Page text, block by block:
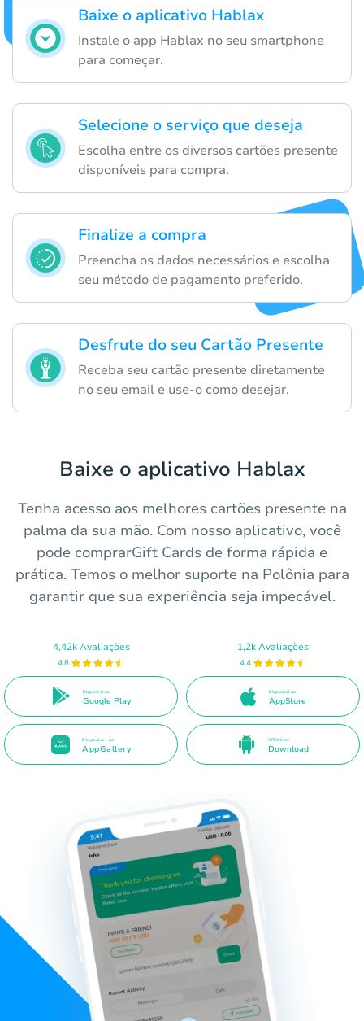
Baixe o aplicativo Hablax
Instale o app Hablax no seu smartphone
para começar.
Selecione o serviço que deseja
Escolha entre os diversos cartões presente
disponíveis para compra.
Finalize a compra
Preencha os dados necessários e escolha
seu método de pagamento preferido.
Desfrute do seu Cartão Presente
Receba seu cartão presente diretamente
no seu email e use-o como desejar.
Baixe o aplicativo Hablax
Tenha acesso aos melhores cartões presente na
palma da sua mão. Com nosso aplicativo, você
pode comprarGift Cards de forma rápida e
prática. Temos o melhor suporte na Polônia para
garantir que sua experiência seja impecável.
4,42k Avaliações
4.8
Disponível no
Google Play
1,2k Avaliações
4.4
Disponível na
AppStore
Disponível na
AppGallery
APK Direto
Download